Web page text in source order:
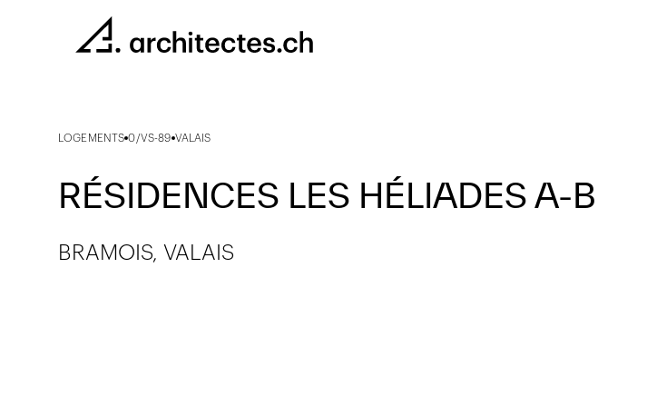
LOGEMENTS 0/VS-89 VALAIS
RÉSIDENCES LES HÉLIADES A-B
BRAMOIS, VALAIS